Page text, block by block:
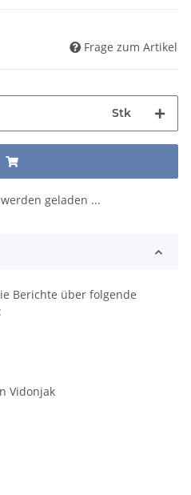
Frage zum Artikel
Stk
geladen ...
Berichte über folgende
Vidonjak